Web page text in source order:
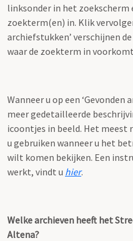
linksonder in het zoekscherm
zoekterm(en) in. Klik
archiefstukken’ verschijnen
waar de zoekterm in
Wanneer u op een
meer gedetailleerde
icoontjes in beeld. Het meest
u gebruiken wanneer u het
wilt komen bekijken. Een
werkt, vindt u hier.
Welke archieven heeft het
Altena?